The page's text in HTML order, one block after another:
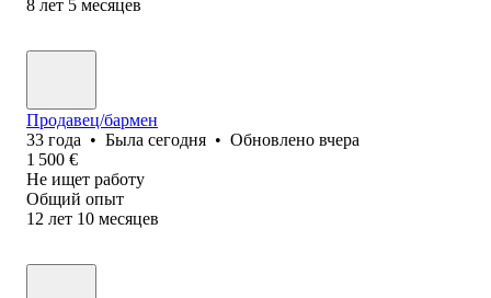
8 лет 5 месяцев
Продавец/бармен
33 года • Была сегодня • Обновлено вчера
1 500 €
Не ищет работу
Общий опыт
12 лет 10 месяцев